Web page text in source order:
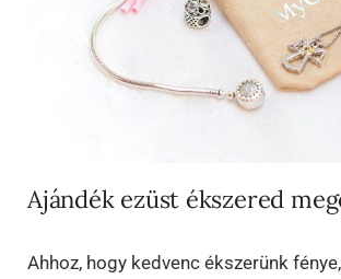
Ajándék ezüst ékszered
Ahhoz, hogy kedvenc ékszerünk